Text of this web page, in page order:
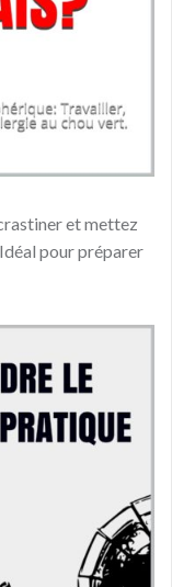
et mettez
pour préparer